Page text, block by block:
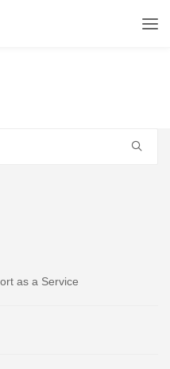
as a Service